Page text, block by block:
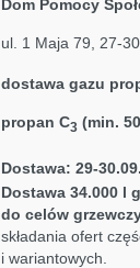
Dom Pomocy
ul. 1 Maja 79, 27-
dostawa gazu
propan C3 (min.
Dostawa: 29-
Dostawa 34.000 l
do celów
składania ofert
i wariantowych.